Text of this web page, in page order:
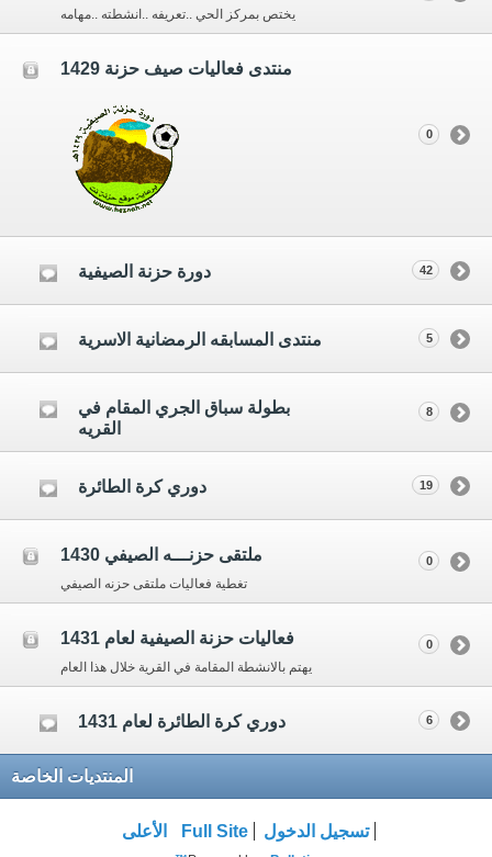
يختص بمركز الحي ..تعريفه ..انشطته ..مهامه
منتدى فعاليات صيف حزنة 1429
0
دورة حزنة الصيفية 42
منتدى المسابقه الرمضانية الاسرية 5
بطولة سباق الجري المقام في
القريه
8
دوري كرة الطائرة 19
ملتقى حزنـــه الصيفي 1430
تغطية فعاليات ملتقى حزنه الصيفي
0
فعاليات حزنة الصيفية لعام 1431
يهتم بالانشطة المقامة في القرية خلال هذا العام
0
دوري كرة الطائرة لعام 1431 6
المنتديات الخاصة
تسجيل الدخول Full Site الأعلى